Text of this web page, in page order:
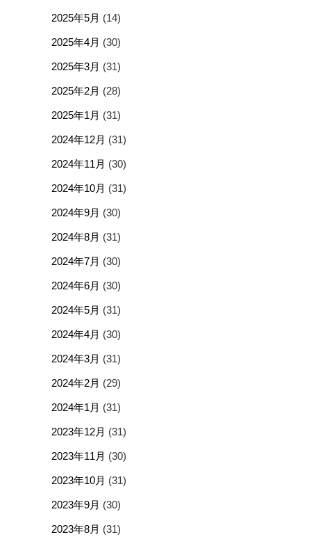
2025年5月 (14)
2025年4月 (30)
2025年3月 (31)
2025年2月 (28)
2025年1月 (31)
2024年12月 (31)
2024年11月 (30)
2024年10月 (31)
2024年9月 (30)
2024年8月 (31)
2024年7月 (30)
2024年6月 (30)
2024年5月 (31)
2024年4月 (30)
2024年3月 (31)
2024年2月 (29)
2024年1月 (31)
2023年12月 (31)
2023年11月 (30)
2023年10月 (31)
2023年9月 (30)
2023年8月 (31)